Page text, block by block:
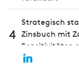
4
Strategisch
Zinsbuch mit
Sensitivitäten